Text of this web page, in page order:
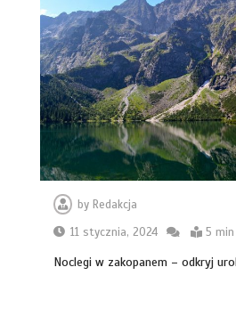
by Redakcja
11 stycznia, 2024
5 min
Noclegi w zakopanem – odkryj